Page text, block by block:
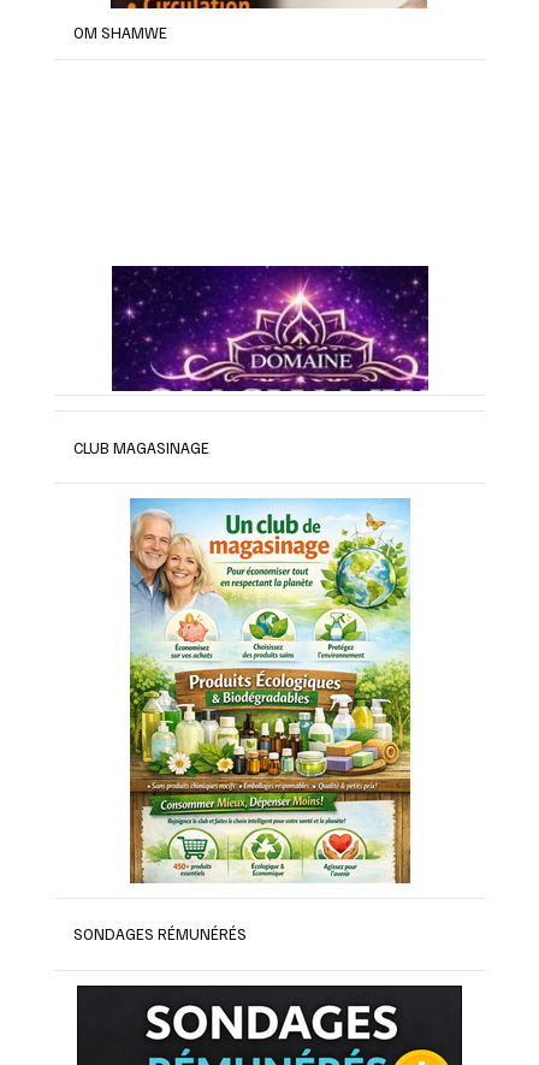
OM SHAMWE
CLUB MAGASINAGE
SONDAGES RÉMUNÉRÉS